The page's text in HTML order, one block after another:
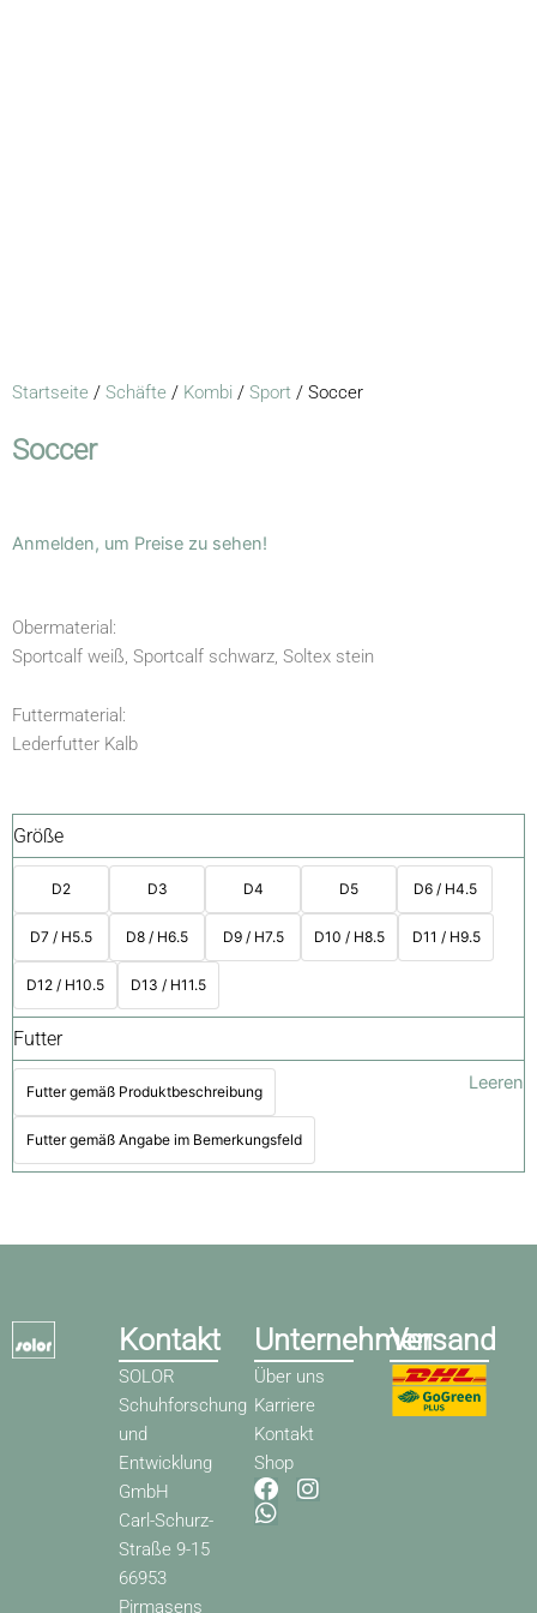
Startseite / Schäfte / Kombi / Sport / Soccer
Soccer
Anmelden, um Preise zu sehen!
Obermaterial:
Sportcalf weiß, Sportcalf schwarz, Soltex stein
Futtermaterial:
Lederfutter Kalb
Größe
D2 D3 D4 D5 D6 / H4.5
D7 / H5.5 D8 / H6.5 D9 / H7.5 D10 / H8.5 D11 / H9.5
D12 / H10.5 D13 / H11.5
Futter
Futter gemäß Produktbeschreibung
Futter gemäß Angabe im Bemerkungsfeld
Leeren
Kontakt
SOLOR
Schuhforschung
und
Entwicklung
GmbH
Carl-Schurz-
Straße 9-15
66953
Pirmasens
Unternehmen
Über uns
Karriere
Kontakt
Shop
F
a
I
W
h
Versand